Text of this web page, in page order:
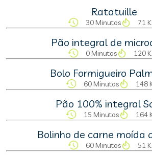
Ratatuille
30 Minutos 71
Pão integral de
0 Minutos 120
Bolo Formigueiro
60 Minutos 148
Pão 100% integral
15 Minutos 164
Bolinho de carne moída
60 Minutos 51